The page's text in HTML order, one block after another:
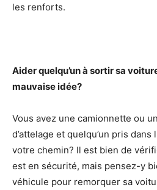
les renforts.
Aider quelqu’un à sortir sa
mauvaise idée?
Vous avez une camionnette ou
d’attelage et quelqu’un pris
votre chemin? Il est bien de
est en sécurité, mais pensez-y
véhicule pour remorquer sa